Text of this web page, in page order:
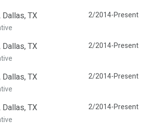
TX 2/2014-Present
TX 2/2014-Present
TX 2/2014-Present
TX 2/2014-Present